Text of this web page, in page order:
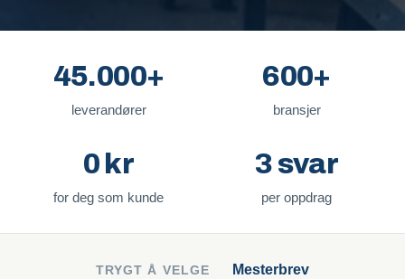
45.000+
leverandører
600+
bransjer
0 kr
for deg som kunde
3 svar
per oppdrag
TRYGT Å VELGE
Mesterbrev